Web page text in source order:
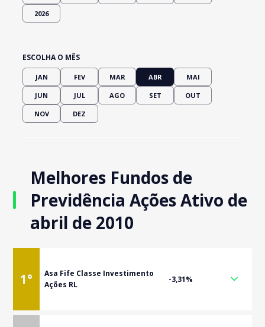
2026
ESCOLHA O MÊS
JAN FEV MAR ABR MAI
JUN JUL AGO SET OUT
NOV DEZ
Melhores Fundos de
Previdência Ações Ativo de
abril de 2010
1°
Asa Fife Classe Investimento
Ações RL
-3,31%